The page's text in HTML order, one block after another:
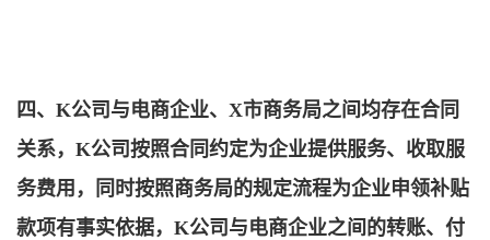
四、K公司与电商企业、X市商务局之间均存在合同
关系，K公司按照合同约定为企业提供服务、收取服
务费用，同时按照商务局的规定流程为企业申领补贴
款项有事实依据，K公司与电商企业之间的转账、付